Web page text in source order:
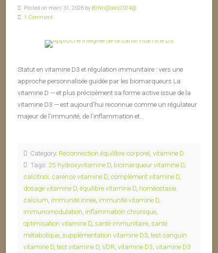
Posted on mars 31, 2026 by BsNn@alex2024@
1 Comment
Statut en vitamine D3 et régulation immunitaire : vers une
approche personnalisée guidée par les biomarqueurs La
vitamine D — et plus précisément sa forme active issue de la
vitamine D3 — est aujourd’hui reconnue comme un régulateur
majeur de l’immunité, de l’inflammation et…
Category: Reconnection équilibre corporel vitamine D
Tags: 25 hydroxyvitamine D biomarqueur vitamine D
calcitriol carence vitamine D complément vitamine D
dosage vitamine D équilibre vitamine D homéostasie
calcium immunité innée immunité vitamine D
immunomodulation inflammation chronique
optimisation vitamine D santé immunitaire santé
métabolique supplémentation vitamine D3 ,test sanguin
vitamine D ,test vitamine D VDR vitamine D3 vitamine D3